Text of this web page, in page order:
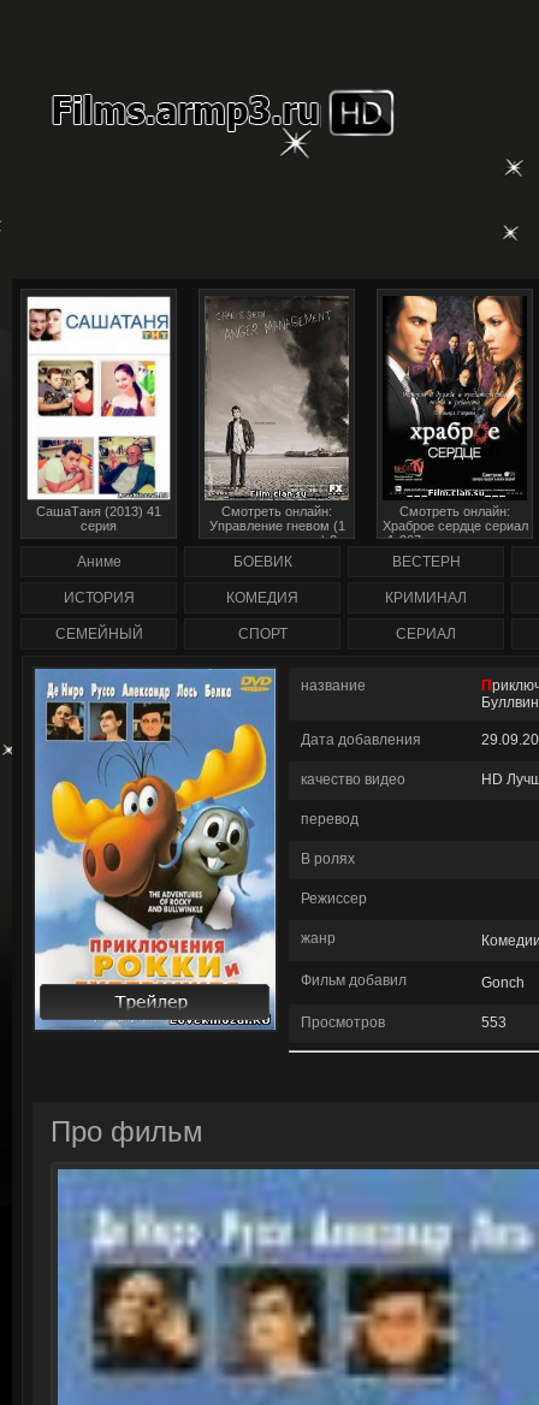
название
Приключения Рокки и
Дата добавления
качество видео HD
перевод
В ролях
Режиссер
жанр
Фильм добавил Gonch
Просмотров 553
Про фильм
Аниме БОЕВИК ВЕСТЕРН
ИСТОРИЯ КОМЕДИЯ КРИМИНАЛ
СЕМЕЙНЫЙ СПОРТ СЕРИАЛ
СашаТаня (2013) 41
серия
Смотреть онлайн:
Управление гневом (1
сезон полностью) 2
сезон (1-47 серия)
сериал смотреть онлайн
Смотреть онлайн:
Храброе сердце сериал
1-207 серия смотреть
онлайн / Corazón valiente